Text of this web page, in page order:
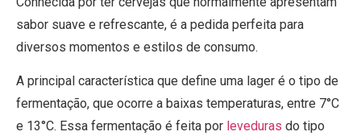
sabor suave e refrescante, é a pedida perfeita para
diversos momentos e estilos de consumo.
A principal característica que define uma lager é o tipo de
fermentação, que ocorre a baixas temperaturas, entre 7°C
e 13°C. Essa fermentação é feita por leveduras do tipo